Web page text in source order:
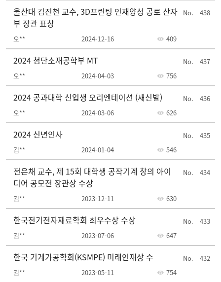
438
울산대 김진천 교수, 3D프린팅 인재양성 공로 산자
부 장관 표창
오** 2024-12-16 409
437
2024 첨단소재공학부 MT
오** 2024-04-03 756
436
2024 공과대학 신입생 오리엔테이션 (새신발)
오** 2024-03-06 626
435
2024 신년인사
김** 2024-01-04 546
434
전은채 교수, 제 15회 대학생 공작기계 창의 아이
디어 공모전 장관상 수상
김** 2023-12-11 630
433
한국전기전자재료학회 최우수상 수상
김** 2023-07-06 647
432
한국 기계가공학회(KSMPE) 미래인재상 수
김** 2023-05-11 754